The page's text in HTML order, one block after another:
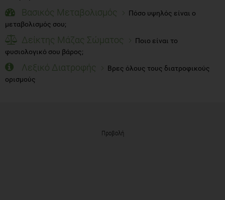
Βασικός Μεταβολισμός
Πόσο υψηλός είναι ο
μεταβολισμός σου;
Δείκτης Μάζας Σώματος
Ποιο είναι το
φυσιολογικό σου βάρος;
Λεξικό Διατροφής
Βρες όλους τους διατροφικούς
ορισμούς
Προβολή